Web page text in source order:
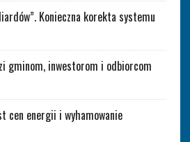
Konieczna korekta systemu
gminom, inwestorom i odbiorcom
cen energii i wyhamowanie